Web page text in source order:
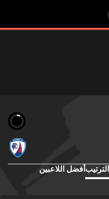
الترتيب أفضل اللاعبين